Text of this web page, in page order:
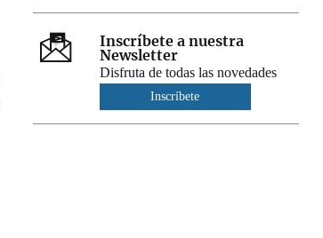
Inscríbete a nuestra
Newsletter
Disfruta de todas las novedades
Inscríbete